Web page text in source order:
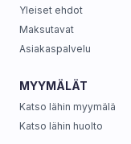
Yleiset ehdot
Maksutavat
Asiakaspalvelu
MYYMÄLÄT
Katso lähin myymälä
Katso lähin huolto